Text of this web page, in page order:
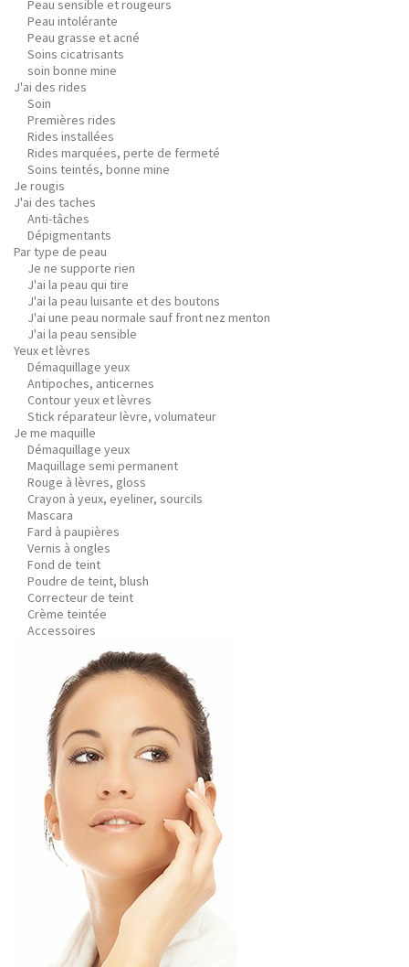
Peau sensible et rougeurs
Peau intolérante
Peau grasse et acné
Soins cicatrisants
soin bonne mine
J'ai des rides
Soin
Premières rides
Rides installées
Rides marquées, perte de fermeté
Soins teintés, bonne mine
Je rougis
J'ai des taches
Anti-tâches
Dépigmentants
Par type de peau
Je ne supporte rien
J'ai la peau qui tire
J'ai la peau luisante et des boutons
J'ai une peau normale sauf front nez menton
J'ai la peau sensible
Yeux et lèvres
Démaquillage yeux
Antipoches, anticernes
Contour yeux et lèvres
Stick réparateur lèvre, volumateur
Je me maquille
Démaquillage yeux
Maquillage semi permanent
Rouge à lèvres, gloss
Crayon à yeux, eyeliner, sourcils
Mascara
Fard à paupières
Vernis à ongles
Fond de teint
Poudre de teint, blush
Correcteur de teint
Crème teintée
Accessoires